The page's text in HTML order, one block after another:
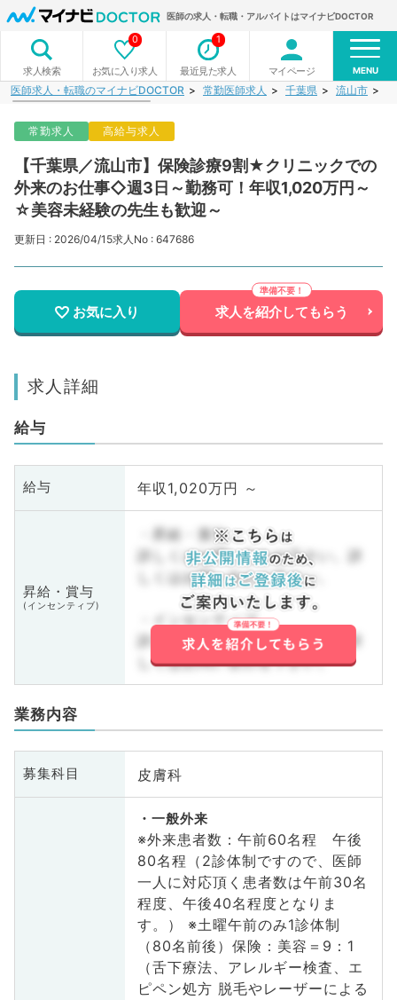
医師の求人・転職・アルバイトはマイナビDOCTOR
求人検索 お気に入り求人
0
最近見た求人
1
マイページ MENU
医師求人・転職のマイナビDOCTOR 常勤医師求人 千葉県 流山市
常勤求人 高給与求人
【千葉県／流山市】保険診療9割★クリニックでの
外来のお仕事◇週3日～勤務可！年収1,020万円～
☆美容未経験の先生も歓迎～
更新日 : 2026/04/15求人No : 647686
お気に入り 求人を紹介してもらう
求人詳細
給与
給与 年収1,020万円 ～
昇給・賞与
(インセンティブ)
・昇給・賞与
詳しくはお問い合わせ下さい。詳
しくはお問い合わせ下さい。
・インセンティブ
詳しくはお問い合わせ下さい。詳
しくはお問い合わせ下さい。
業務内容
募集科目 皮膚科
一般外来
※外来患者数：午前60名程 午後
80名程（2診体制ですので、医師
一人に対応頂く患者数は午前30名
程度、午後40名程度となりま
す。） ※土曜午前のみ1診体制
（80名前後）保険：美容＝9：1
（舌下療法、アレルギー検査、エ
ピペン処方 脱毛やレーザーによる